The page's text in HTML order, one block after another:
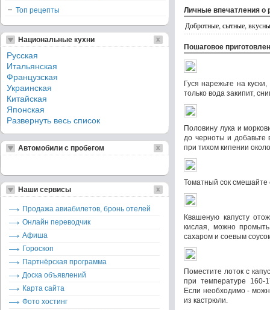
Личные впечатления о
Добротные, сытные,
Пошаговое
Гуся нарежьте на
только вода закипит,
Половину лука и
до черноты и добавьте
при тихом кипении
Томатный сок смешайте
Квашеную капусту
кислая, можно
сахаром и соевым
Поместите лоток с
при температуре 160-
Если необходимо -
из кастрюли.
Топ рецепты
Национальные кухни
Русская
Итальянская
Французская
Украинская
Китайская
Японская
Развернуть весь список
Автомобили с пробегом
Наши сервисы
Продажа авиабилетов, бронь отелей
Онлайн переводчик
Афиша
Гороскоп
Партнёрская программа
Доска объявлений
Карта сайта
Фото хостинг